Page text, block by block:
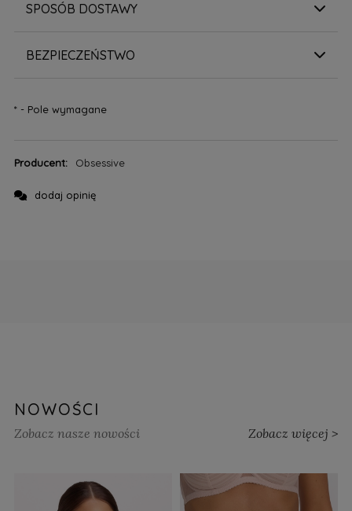
SPOSÓB DOSTAWY
BEZPIECZEŃSTWO
*- Pole wymagane
Producent: Obsessive
dodaj opinię
NOWOŚCI
Zobacz nasze nowości Zobacz więcej >